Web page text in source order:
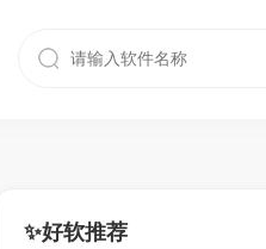
✨好软推荐